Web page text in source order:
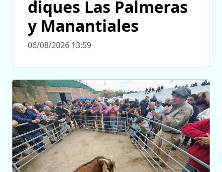
diques Las Palmeras
y Manantiales
06/08/2026 13:59